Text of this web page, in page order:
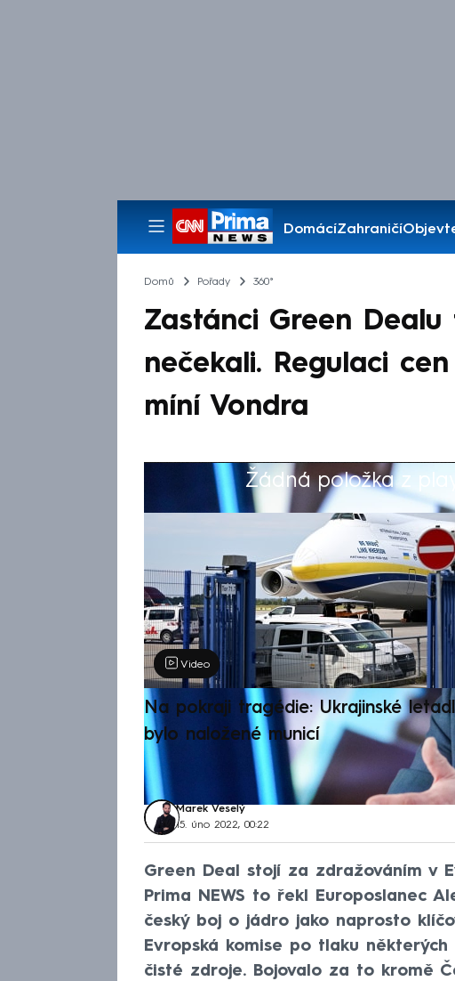
DomácíZahraničí
Pořady
Domů Pořady 360°
Zastánci Green
nečekali. Regulaci
míní Vondra
Žádná položka z
Výběr redakce
Video
Na pokraji tragédie: Ukrajinské
bylo naložené municí
Marek Veselý
15. úno 2022, 00:22
Green Deal stojí za zdražováním v
Prima NEWS to řekl Europoslanec
český boj o jádro jako naprosto
Evropská komise po tlaku
čisté zdroje. Bojovalo za to kromě